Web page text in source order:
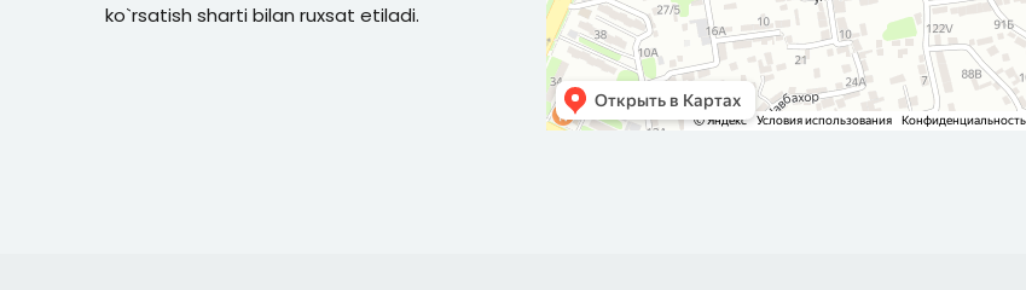
ko`rsatish sharti bilan ruxsat etiladi.